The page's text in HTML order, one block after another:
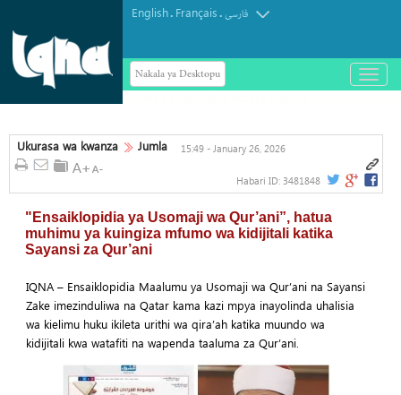
English. Français.فارسی
Nakala ya Desktopu
باز
و
Ukurasa wa kwanza Jumla 15:49 - January 26, 2026
Habari ID: 3481848
"Ensaiklopidia ya Usomaji wa Qur’ani”, hatua
muhimu ya kuingiza mfumo wa kidijitali katika
Sayansi za Qur’ani
IQNA – Ensaiklopidia Maalumu ya Usomaji wa Qur’ani na Sayansi
Zake imezinduliwa na Qatar kama kazi mpya inayolinda uhalisia
wa kielimu huku ikileta urithi wa qira’ah katika muundo wa
kidijitali kwa watafiti na wapenda taaluma za Qur’ani.